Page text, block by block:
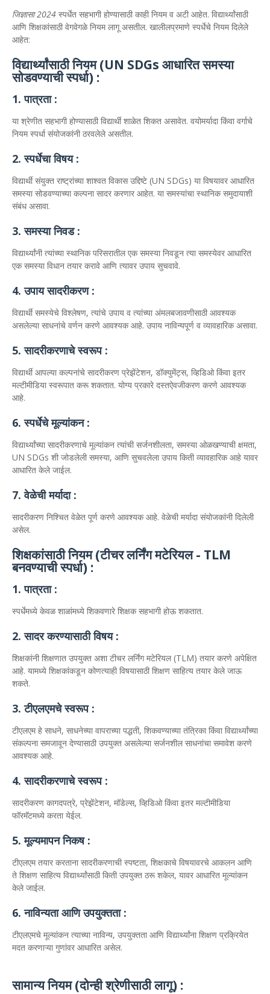
जिज्ञासा 2024 स्पर्धेत सहभागी होण्यासाठी काही नियम व अटी आहेत. विद्यार्थ्यांसाठी
आणि शिक्षकांसाठी वेगवेगळे नियम लागू असतील. खालीलप्रमाणे स्पर्धेचे नियम दिलेले
आहेत:
विद्यार्थ्यांसाठी नियम (UN SDGs आधारित समस्या
सोडवण्याची स्पर्धा) :
1. पात्रता :
या श्रेणीत सहभागी होण्यासाठी विद्यार्थी शाळेत शिकत असावेत. वयोमर्यादा किंवा वर्गाचे
नियम स्पर्धा संयोजकांनी ठरवलेले असतील.
2. स्पर्धेचा विषय :
विद्यार्थी संयुक्त राष्ट्रांच्या शाश्वत विकास उद्दिष्टे (UN SDGs) या विषयावर आधारित
समस्या सोडवण्याच्या कल्पना सादर करणार आहेत. या समस्यांचा स्थानिक समुदायाशी
संबंध असावा.
3. समस्या निवड :
विद्यार्थ्यांनी त्यांच्या स्थानिक परिसरातील एक समस्या निवडून त्या समस्येवर आधारित
एक समस्या विधान तयार करावे आणि त्यावर उपाय सुचवावे.
4. उपाय सादरीकरण :
विद्यार्थी समस्येचे विश्लेषण, त्यांचे उपाय व त्यांच्या अंमलबजावणीसाठी आवश्यक
असलेल्या साधनांचे वर्णन करणे आवश्यक आहे. उपाय नाविन्यपूर्ण व व्यावहारिक असावा.
5. सादरीकरणाचे स्वरूप :
विद्यार्थी आपल्या कल्पनांचे सादरीकरण प्रेझेंटेशन, डॉक्युमेंट्स, व्हिडिओ किंवा इतर
मल्टीमीडिया स्वरूपात करू शकतात. योग्य प्रकारे दस्तऐवजीकरण करणे आवश्यक
आहे.
6. स्पर्धेचे मूल्यांकन :
विद्यार्थ्यांच्या सादरीकरणाचे मूल्यांकन त्यांची सर्जनशीलता, समस्या ओळखण्याची क्षमता,
UN SDGs शी जोडलेली समस्या, आणि सुचवलेला उपाय किती व्यावहारिक आहे यावर
आधारित केले जाईल.
7. वेळेची मर्यादा :
सादरीकरण निश्चित वेळेत पूर्ण करणे आवश्यक आहे. वेळेची मर्यादा संयोजकांनी दिलेली
असेल.
शिक्षकांसाठी नियम (टीचर लर्निंग मटेरियल - TLM
बनवण्याची स्पर्धा) :
1. पात्रता :
स्पर्धेमध्ये केवळ शाळांमध्ये शिकवणारे शिक्षक सहभागी होऊ शकतात.
2. सादर करण्यासाठी विषय :
शिक्षकांनी शिक्षणात उपयुक्त अशा टीचर लर्निंग मटेरियल (TLM) तयार करणे अपेक्षित
आहे. यामध्ये शिक्षकांकडून कोणत्याही विषयासाठी शिक्षण साहित्य तयार केले जाऊ
शकते.
3. टीएलएमचे स्वरूप :
टीएलएम हे साधने, साधनेच्या वापराच्या पद्धती, शिकवण्याच्या तंत्रिका किंवा विद्यार्थ्यांच्या
संकल्पना समजावून देण्यासाठी उपयुक्त असलेल्या सर्जनशील साधनांचा समावेश करणे
आवश्यक आहे.
4. सादरीकरणाचे स्वरूप :
सादरीकरण कागदपत्रे, प्रेझेंटेशन, मॉडेल्स, व्हिडिओ किंवा इतर मल्टीमीडिया
फॉरमॅटमध्ये करता येईल.
5. मूल्यमापन निकष :
टीएलएम तयार करताना सादरीकरणाची स्पष्टता, शिक्षकाचे विषयावरचे आकलन आणि
ते शिक्षण साहित्य विद्यार्थ्यांसाठी किती उपयुक्त ठरू शकेल, यावर आधारित मूल्यांकन
केले जाईल.
6. नाविन्यता आणि उपयुक्तता :
टीएलएमचे मूल्यांकन त्याच्या नाविन्य, उपयुक्तता आणि विद्यार्थ्यांना शिक्षण प्रक्रियेत
मदत करणाऱ्या गुणांवर आधारित असेल.
सामान्य नियम (दोन्ही श्रेणीसाठी लागू) :